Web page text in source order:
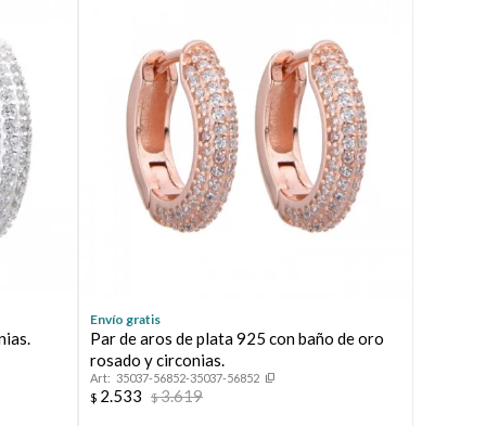
Envío gratis
Par de aros de plata 925 con baño de oro
rosado y circonias.
35037-56852-35037-56852
$ 2.533 $3.619